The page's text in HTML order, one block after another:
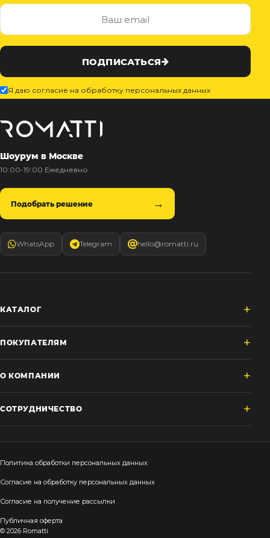
ПОДПИСАТЬСЯ
Я даю согласие на обработку персональных данных
Шоурум в Москве
10:00-19:00 Ежедневно
Подобрать решение
WhatsApp Telegram hello@romatti.ru
КАТАЛОГ
ПОКУПАТЕЛЯМ
О КОМПАНИИ
СОТРУДНИЧЕСТВО
Политика обработки персональных данных
Согласие на обработку персональных данных
Согласие на получение рассылки
Публичная оферта
© 2026 Romatti